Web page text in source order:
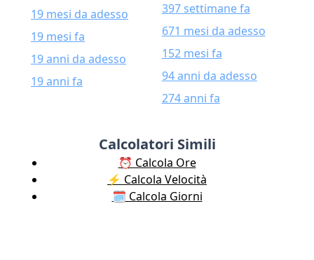
19 mesi da adesso
19 mesi fa
19 anni da adesso
19 anni fa
397 settimane fa
671 mesi da adesso
152 mesi fa
94 anni da adesso
274 anni fa
Calcolatori Simili
⏰ Calcola Ore
⚡️ Calcola Velocità
🗓️ Calcola Giorni